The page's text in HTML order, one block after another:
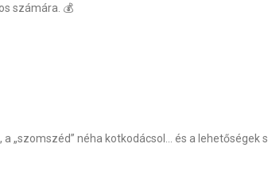
számára. 💰
„szomszéd” néha kotkodácsol… és a